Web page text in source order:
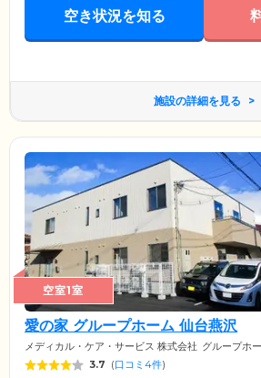
空き状況を知る
施設の詳細を見る
空室1室
愛の家 グループホーム 仙台燕沢
メディカル・ケア・サービス 株式会社 グループホ
3.7 (口コミ4件)